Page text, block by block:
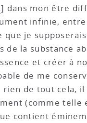
] dans mon être
infinie,
que je
de la substance
et créer à
de me
de tout cela,
(comme telle
contient